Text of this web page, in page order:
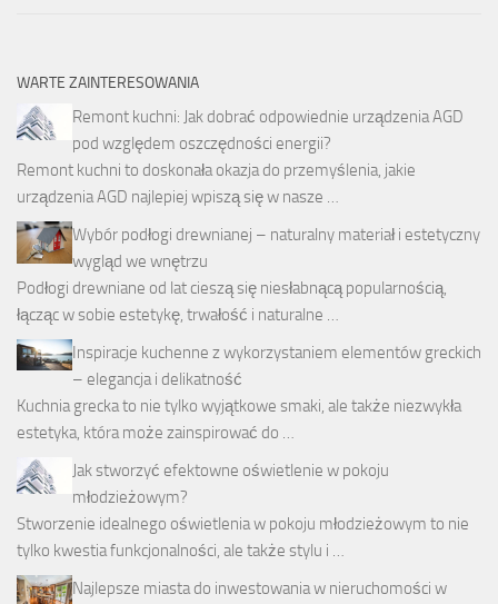
WARTE ZAINTERESOWANIA
Remont kuchni: Jak dobrać odpowiednie urządzenia AGD
pod względem oszczędności energii?
Remont kuchni to doskonała okazja do przemyślenia, jakie
urządzenia AGD najlepiej wpiszą się w nasze …
Wybór podłogi drewnianej – naturalny materiał i estetyczny
wygląd we wnętrzu
Podłogi drewniane od lat cieszą się niesłabnącą popularnością,
łącząc w sobie estetykę, trwałość i naturalne …
Inspiracje kuchenne z wykorzystaniem elementów greckich
– elegancja i delikatność
Kuchnia grecka to nie tylko wyjątkowe smaki, ale także niezwykła
estetyka, która może zainspirować do …
Jak stworzyć efektowne oświetlenie w pokoju
młodzieżowym?
Stworzenie idealnego oświetlenia w pokoju młodzieżowym to nie
tylko kwestia funkcjonalności, ale także stylu i …
Najlepsze miasta do inwestowania w nieruchomości w